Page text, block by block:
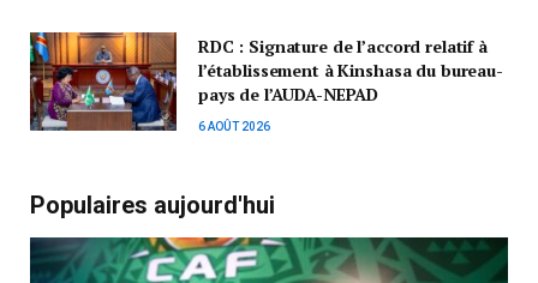
RDC : Signature de l’accord relatif à
l’établissement à Kinshasa du bureau-
pays de l’AUDA-NEPAD
6 AOÛT 2026
Populaires aujourd'hui